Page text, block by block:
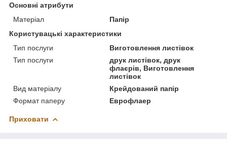
Основні атрибути
Матеріал
Папір
Користувацькі характеристики
Тип послуги
Виготовлення листівок
Тип послуги
друк листівок, друк
флаєрів, Виготовлення
листівок
Вид матеріалу
Крейдований папір
Формат паперу
Еврофлаер
Приховати